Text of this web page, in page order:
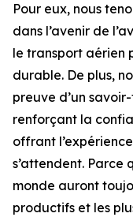
Pour eux, nous
dans l’avenir de
le transport aérien
durable. De plus,
preuve d’un
renforçant la
offrant
s’attendent. Parce
monde auront
productifs et les